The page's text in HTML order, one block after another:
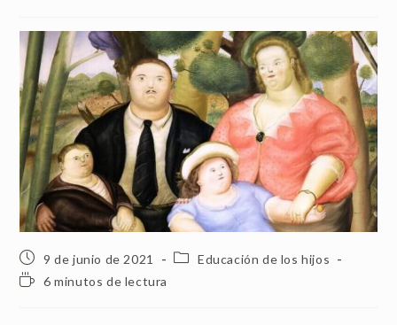
Publicación
de
la
9 de junio de 2021
Categoría
Educación de los hijos
Tiempo6 minutos de lectura